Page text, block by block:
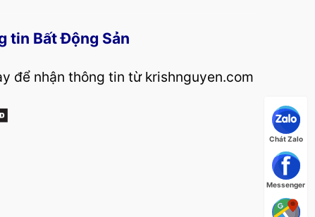
tin Bất Động Sản
để nhận thông tin từ krishnguyen.com
Chát Zalo
Messenger